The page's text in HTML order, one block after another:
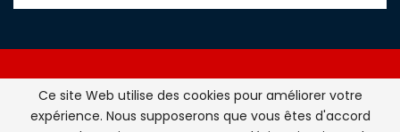
Atlasinfo.fr : l'essentiel de l'actualité de la France et du
Ce site Web utilise des cookies pour améliorer votre
expérience. Nous supposerons que vous êtes d'accord